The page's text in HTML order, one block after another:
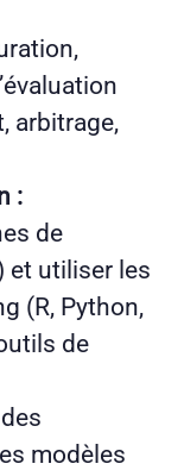
arbitrage,
:
de
et utiliser les
(R, Python,
de
modèles